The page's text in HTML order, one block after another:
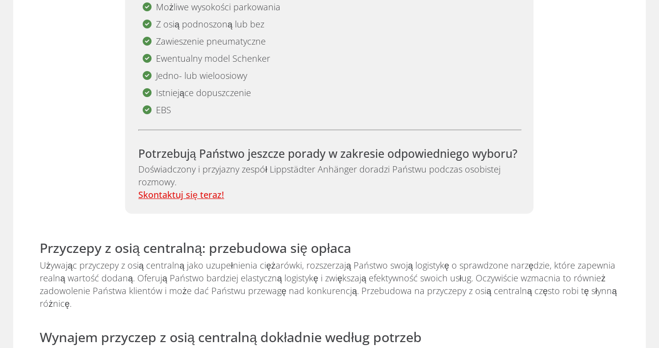
Możliwe wysokości parkowania
Z osią podnoszoną lub bez
Zawieszenie pneumatyczne
Ewentualny model Schenker
Jedno- lub wieloosiowy
Istniejące dopuszczenie
EBS
Potrzebują Państwo jeszcze porady w zakresie odpowiedniego wyboru?
Doświadczony i przyjazny zespół Lippstädter Anhänger doradzi Państwu podczas osobistej
rozmowy.
Skontaktuj się teraz!
Przyczepy z osią centralną: przebudowa się opłaca
Używając przyczepy z osią centralną jako uzupełnienia ciężarówki, rozszerzają Państwo swoją logistykę o sprawdzone narzędzie, które zapewnia
realną wartość dodaną. Oferują Państwo bardziej elastyczną logistykę i zwiększają efektywność swoich usług. Oczywiście wzmacnia to również
zadowolenie Państwa klientów i może dać Państwu przewagę nad konkurencją. Przebudowa na przyczepy z osią centralną często robi tę słynną
różnicę.
Wynajem przyczep z osią centralną dokładnie według potrzeb